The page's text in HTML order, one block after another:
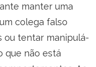
manter uma
colega falso
tentar manipulá-
que não está